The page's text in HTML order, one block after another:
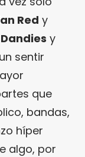
Red y
y
sentir
que
bandas,
híper
algo, por